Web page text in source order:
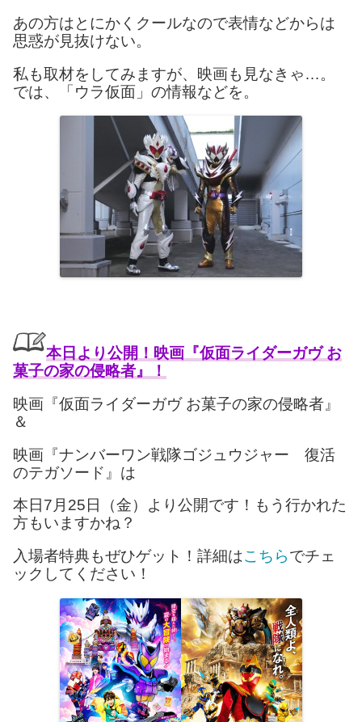
あの方はとにかくクールなので表情などからは
思惑が見抜けない。
私も取材をしてみますが、映画も見なきゃ…。
では、「ウラ仮面」の情報などを。
本日より公開！映画『仮面ライダーガヴ お
菓子の家の侵略者』
！
映画『仮面ライダーガヴ お菓子の家の侵略者』
＆
映画『ナンバーワン戦隊ゴジュウジャー 復活
のテガソード』は
本日7月25日（金）より公開です！もう行かれた
方もいますかね？
入場者特典もぜひゲット！詳細はこちらでチェ
ックしてください！